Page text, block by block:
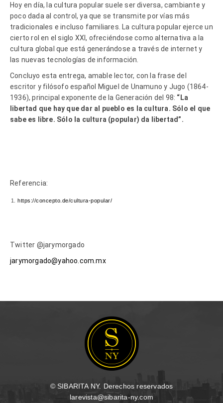
Hoy en día, la cultura popular suele ser diversa, cambiante y
poco dada al control, ya que se transmite por vías más
tradicionales e incluso familiares. La cultura popular ejerce un
cierto rol en el siglo XXI, ofreciéndose como alternativa a la
cultura global que está generándose a través de internet y
las nuevas tecnologías de información.
Concluyo esta entrega, amable lector, con la frase del
escritor y filósofo español Miguel de Unamuno y Jugo (1864-
1936), principal exponente de la Generación del 98: “La
libertad que hay que dar al pueblo es la cultura. Sólo el que
sabe es libre. Sólo la cultura (popular) da libertad”.
Referencia:
https://concepto.de/cultura-popular/
Twitter @jarymorgado
jarymorgado@yahoo.com.mx
© SIBARITA NY. Derechos reservados
larevista@sibarita-ny.com